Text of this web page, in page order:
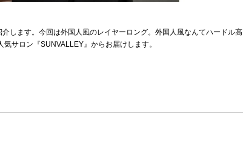
します。今回は外国人風のレイヤーロング。外国人風なんてハードル高
サロン『SUNVALLEY』からお届けします。